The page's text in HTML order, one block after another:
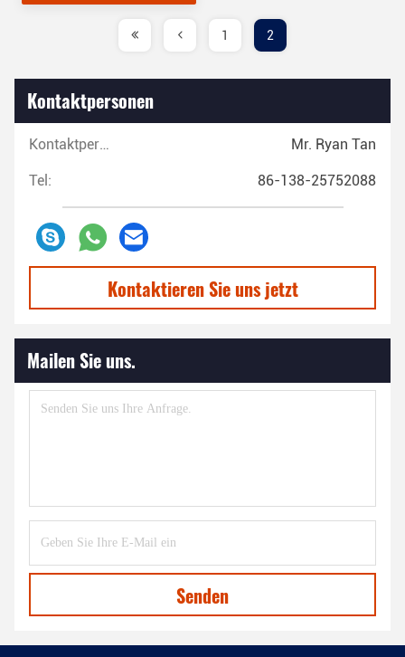
1 2
Kontaktpersonen
Kontaktpersonen: Mr. Ryan Tan
Tel: 86-138-25752088
Kontaktieren Sie uns jetzt
Mailen Sie uns.
Senden